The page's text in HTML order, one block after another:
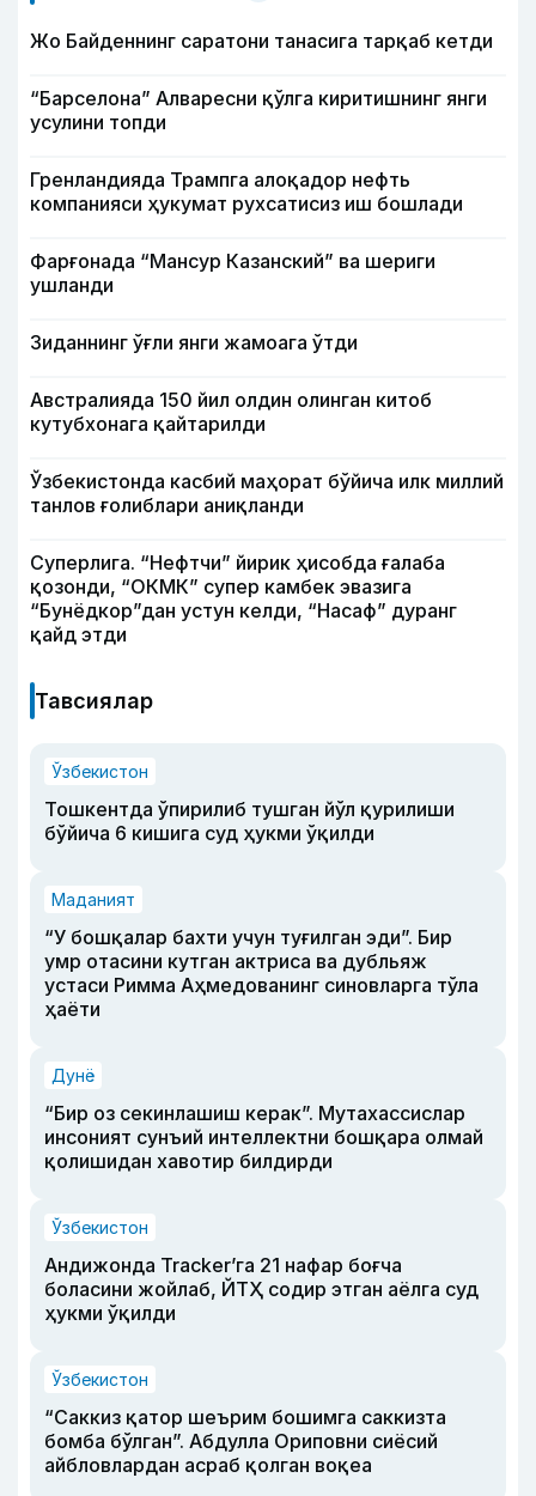
Жо Байденнинг саратони танасига тарқаб кетди
“Барселона” Алваресни қўлга киритишнинг янги
усулини топди
Гренландияда Трампга алоқадор нефть
компанияси ҳукумат рухсатисиз иш бошлади
Фарғонада “Мансур Казанский” ва шериги
ушланди
Зиданнинг ўғли янги жамоага ўтди
Австралияда 150 йил олдин олинган китоб
кутубхонага қайтарилди
Ўзбекистонда касбий маҳорат бўйича илк миллий
танлов ғолиблари аниқланди
Суперлига. “Нефтчи” йирик ҳисобда ғалаба
қозонди, “ОКМК” супер камбек эвазига
“Бунёдкор”дан устун келди, “Насаф” дуранг
қайд этди
Тавсиялар
Ўзбекистон
Тошкентда ўпирилиб тушган йўл қурилиши
бўйича 6 кишига суд ҳукми ўқилди
Маданият
“У бошқалар бахти учун туғилган эди”. Бир
умр отасини кутган актриса ва дубльяж
устаси Римма Аҳмедованинг синовларга тўла
ҳаёти
Дунё
“Бир оз секинлашиш керак”. Мутахассислар
инсоният сунъий интеллектни бошқара олмай
қолишидан хавотир билдирди
Ўзбекистон
Андижонда Tracker’га 21 нафар боғча
боласини жойлаб, ЙТҲ содир этган аёлга суд
ҳукми ўқилди
Ўзбекистон
“Саккиз қатор шеърим бошимга саккизта
бомба бўлган”. Абдулла Ориповни сиёсий
айбловлардан асраб қолган воқеа